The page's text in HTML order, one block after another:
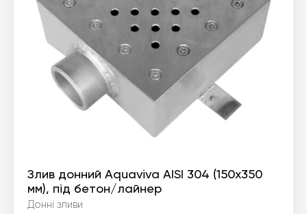
Злив донний Aquaviva AISI 304 (150x350
мм), під бетон/лайнер
Донні зливи